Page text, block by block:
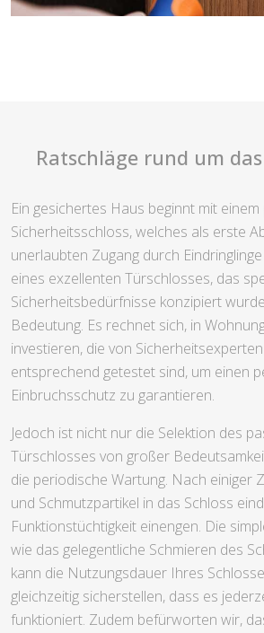
Ratschläge rund um
Ein gesichertes Haus beginnt mit
Sicherheitsschloss, welches als erste
unerlaubten Zugang durch
eines exzellenten Türschlosses, das
Sicherheitsbedürfnisse konzipiert
Bedeutung. Es rechnet sich, in
investieren, die von
entsprechend getestet sind, um einen
Einbruchsschutz zu garantieren.
Jedoch ist nicht nur die Selektion des
Türschlosses von großer
die periodische Wartung. Nach einiger
und Schmutzpartikel in das Schloss
Funktionstüchtigkeit einengen. Die
wie das gelegentliche Schmieren des
kann die Nutzungsdauer Ihres
gleichzeitig sicherstellen, dass es
funktioniert. Zudem befürworten wir,